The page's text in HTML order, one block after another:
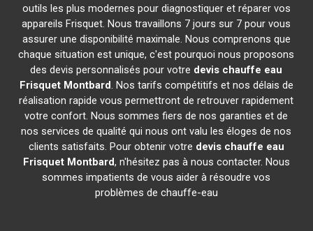
outils les plus modernes pour diagnostiquer et réparer vos
appareils Frisquet. Nous travaillons 7 jours sur 7 pour vous
assurer une disponibilité maximale. Nous comprenons que
chaque situation est unique, c'est pourquoi nous proposons
des devis personnalisés pour votre devis chauffe eau
Frisquet Montbard. Nos tarifs compétitifs et nos délais de
réalisation rapide vous permettront de retrouver rapidement
votre confort. Nous sommes fiers de nos garanties et de
nos services de qualité qui nous ont valu les éloges de nos
clients satisfaits. Pour obtenir votre devis chauffe eau
Frisquet Montbard, n'hésitez pas à nous contacter. Nous
sommes impatients de vous aider à résoudre vos
problèmes de chauffe-eau